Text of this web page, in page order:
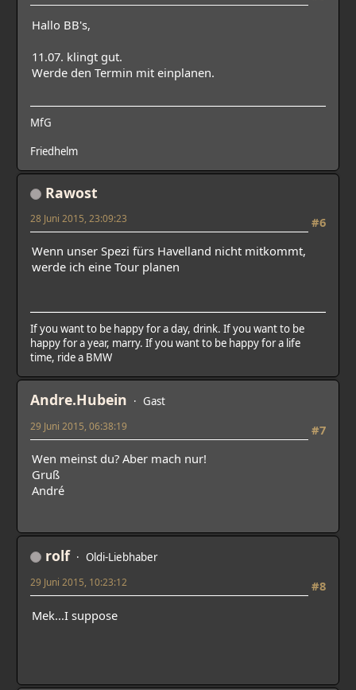
Hallo BB's,
11.07. klingt gut.
Werde den Termin mit einplanen.
MfG
Friedhelm
Rawost
#6
28 Juni 2015, 23:09:23
Wenn unser Spezi fürs Havelland nicht mitkommt,
werde ich eine Tour planen
If you want to be happy for a day, drink. If you want to be
happy for a year, marry. If you want to be happy for a life
time, ride a BMW
Andre.Hubein Gast
#7
29 Juni 2015, 06:38:19
Wen meinst du? Aber mach nur!
Gruß
André
rolf Oldi-Liebhaber
#8
29 Juni 2015, 10:23:12
Mek...I suppose